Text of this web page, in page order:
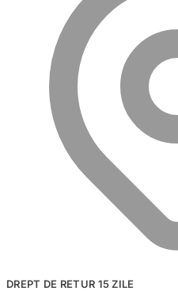
DREPT DE RETUR 15 ZILE